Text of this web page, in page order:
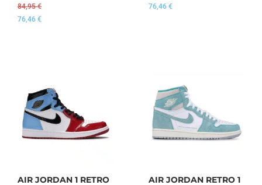
84,95€
76,46 €
76,46 €
AIR JORDAN 1 RETRO
AIR JORDAN RETRO 1